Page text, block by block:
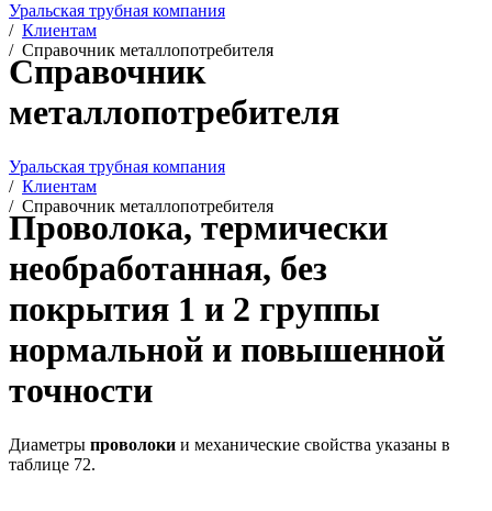
Уральская трубная компания
/ Клиентам
/ Справочник металлопотребителя
Справочник
металлопотребителя
Уральская трубная компания
/ Клиентам
/ Справочник металлопотребителя
Проволока, термически
необработанная, без
покрытия 1 и 2 группы
нормальной и повышенной
точности
Диаметры проволоки и механические свойства указаны в
таблице 72.